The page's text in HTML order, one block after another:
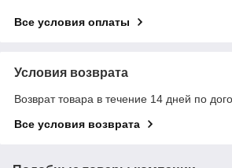
Все условия оплаты
Условия возврата
Возврат товара в течение 14 дней по
Все условия возврата